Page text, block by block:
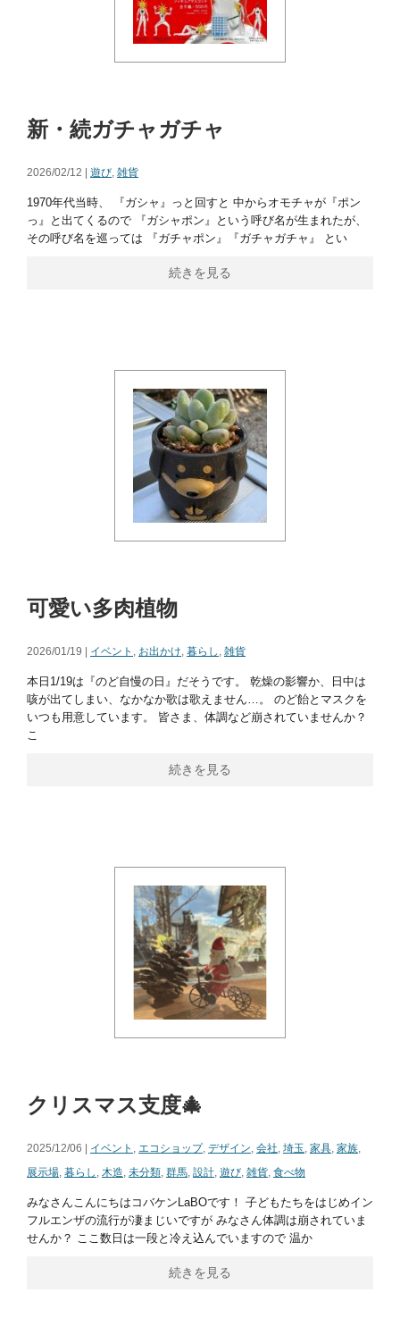
新・続ガチャガチャ
2026/02/12 | 遊び, 雑貨
1970年代当時、 『ガシャ』っと回すと 中からオモチャが『ポン
っ』と出てくるので 『ガシャポン』という呼び名が生まれたが、
その呼び名を巡っては 『ガチャポン』『ガチャガチャ』 とい
続きを見る
可愛い多肉植物
2026/01/19 | イベント , お出かけ, 暮らし , 雑貨
本日1/19は『のど自慢の日』だそうです。 乾燥の影響か、日中は
咳が出てしまい、なかなか歌は歌えません…。 のど飴とマスクを
いつも用意しています。 皆さま、体調など崩されていませんか？
こ
続きを見る
クリスマス支度🎄
2025/12/06 | イベント , エコショップ, デザイン, 会社, 埼玉, 家具, 家族,
展示場, 暮らし , 木造, 未分類, 群馬, 設計, 遊び, 雑貨, 食べ物
みなさんこんにちはコバケンLaBOです！ 子どもたちをはじめイン
フルエンザの流行が凄まじいですが みなさん体調は崩されていま
せんか？ ここ数日は一段と冷え込んでいますので 温か
続きを見る